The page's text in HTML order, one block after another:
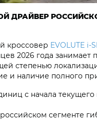
ДРАЙВЕР
кроссовер EVOLUTE
2026 года
степенью
и наличие полного
с начала текущего
сегменте